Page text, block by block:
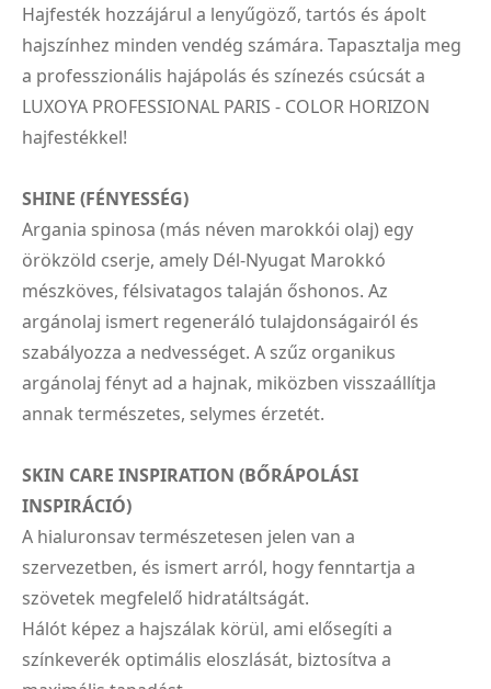
Hajfesték hozzájárul a lenyűgöző, tartós és ápolt
hajszínhez minden vendég számára. Tapasztalja meg
a professzionális hajápolás és színezés csúcsát a
LUXOYA PROFESSIONAL PARIS - COLOR HORIZON
hajfestékkel!
SHINE (FÉNYESSÉG)
Argania spinosa (más néven marokkói olaj) egy
örökzöld cserje, amely Dél-Nyugat Marokkó
mészköves, félsivatagos talaján őshonos. Az
argánolaj ismert regeneráló tulajdonságairól és
szabályozza a nedvességet. A szűz organikus
argánolaj fényt ad a hajnak, miközben visszaállítja
annak természetes, selymes érzetét.
SKIN CARE INSPIRATION (BŐRÁPOLÁSI
INSPIRÁCIÓ)
A hialuronsav természetesen jelen van a
szervezetben, és ismert arról, hogy fenntartja a
szövetek megfelelő hidratáltságát.
Hálót képez a hajszálak körül, ami elősegíti a
színkeverék optimális eloszlását, biztosítva a